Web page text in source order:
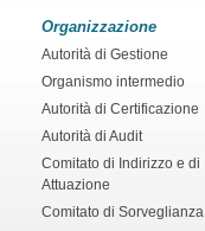
Organizzazione
Autorità di Gestione
Organismo intermedio
Autorità di Certificazione
Autorità di Audit
Comitato di Indirizzo e di
Attuazione
Comitato di Sorveglianza